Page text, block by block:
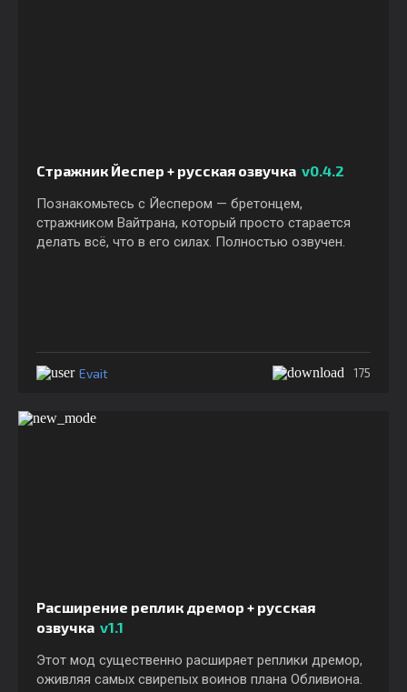
Стражник Йеспер + русская озвучка v0.4.2
Познакомьтесь с Йеспером — бретонцем,
стражником Вайтрана, который просто старается
делать всё, что в его силах. Полностью озвучен.
Evait 175
Расширение реплик дремор + русская
озвучка v1.1
Этот мод существенно расширяет реплики дремор,
оживляя самых свирепых воинов плана Обливиона.